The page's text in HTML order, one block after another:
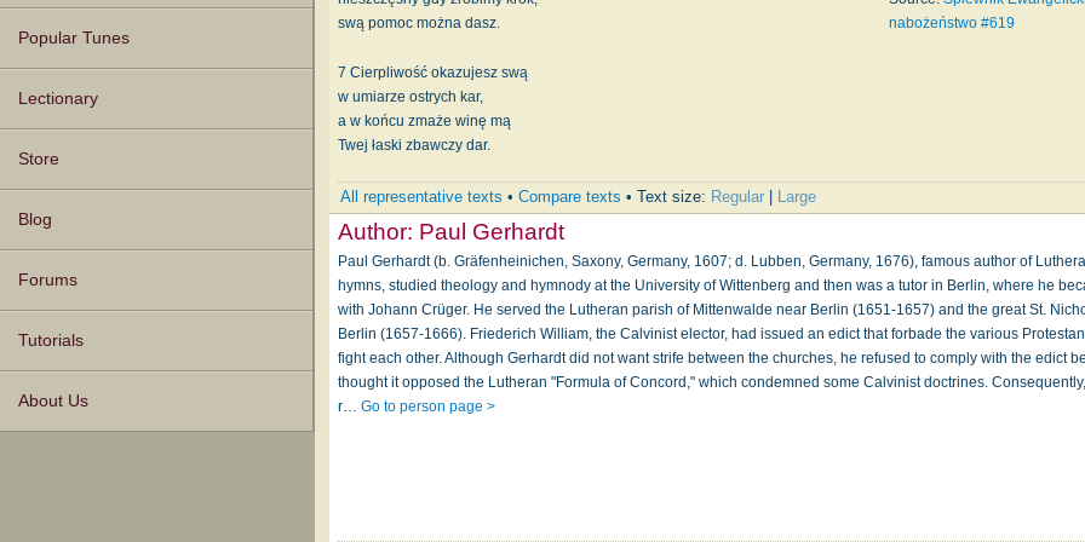
Popular Tunes
Lectionary
Store
Blog
Forums
Tutorials
About Us
swą pomoc można dasz.
7 Cierpliwość okazujesz swą
w umiarze ostrych kar,
a w końcu zmaże winę mą
Twej łaski zbawczy dar.
nabożeństwo #619
All representative texts •Compare texts • Text size: Regular Large
Author: Paul Gerhardt
Paul Gerhardt (b. Gräfenheinichen, Saxony, Germany, 1607; d. Lubben, Germany, 1676), famous author of
hymns, studied theology and hymnody at the University of Wittenberg and then was a tutor in Berlin, where he
with Johann Crüger. He served the Lutheran parish of Mittenwalde near Berlin (1651-1657) and the great St.
Berlin (1657-1666). Friederich William, the Calvinist elector, had issued an edict that forbade the various
fight each other. Although Gerhardt did not want strife between the churches, he refused to comply with the edict
thought it opposed the Lutheran "Formula of Concord," which con­demned some Calvinist doctrines.
r…Go to person page >